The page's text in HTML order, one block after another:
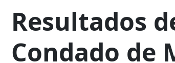
Resultados
Condado de